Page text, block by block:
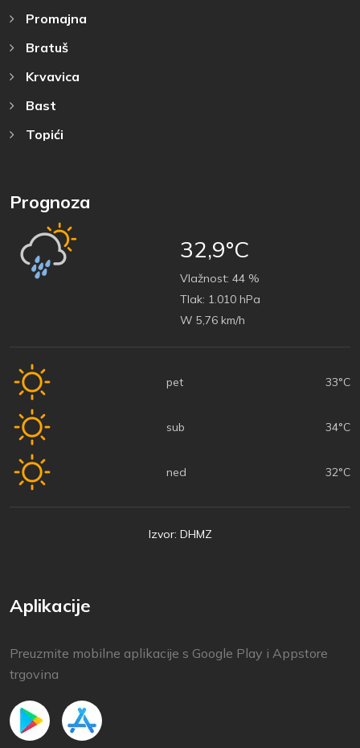
Promajna
Bratuš
Krvavica
Bast
Topići
Prognoza
32,9°C
Vlažnost: 44 %
Tlak: 1.010 hPa
W 5,76 km/h
pet 33°C
sub 34°C
ned 32°C
Izvor: DHMZ
Aplikacije
Preuzmite mobilne aplikacije s Google Play i Appstore
trgovina